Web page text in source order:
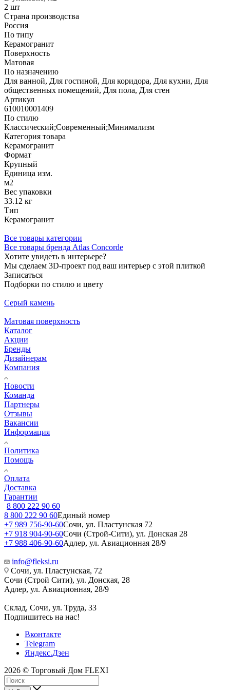
2 шт
Страна производства
Россия
По типу
Керамогранит
Поверхность
Матовая
По назначению
Для ванной, Для гостиной, Для коридора, Для кухни, Для
общественных помещений, Для пола, Для стен
Артикул
610010001409
По стилю
Классический;Современный;Минимализм
Категория товара
Керамогранит
Формат
Крупный
Единица изм.
м2
Вес упаковки
33.12 кг
Тип
Керамогранит
Все товары категории
Все товары бренда Atlas Concorde
Хотите увидеть в интерьере?
Мы сделаем 3D-проект под ваш интерьер с этой плиткой
Записаться
Подборки по стилю и цвету
Серый камень
Матовая поверхность
Каталог
Акции
Бренды
Дизайнерам
Компания
Новости
Команда
Партнеры
Отзывы
Вакансии
Информация
Политика
Помощь
Оплата
Доставка
Гарантии
8 800 222 90 60
8 800 222 90 60Единый номер
+7 989 756-90-60Сочи, ул. Пластунская 72
+7 918 904-90-60Сочи (Строй-Сити), ул. Донская 28
+7 988 406-90-60Адлер, ул. Авиационная 28/9
info@fleksi.ru
Сочи, ул. Пластунская, 72
Сочи (Строй Сити), ул. Донская, 28
Адлер, ул. Авиационная, 28/9
Склад, Сочи, ул. Труда, 33
Подпишитесь на нас!
Вконтакте
Telegram
Яндекс.Дзен
2026 © Торговый Дом FLEXI